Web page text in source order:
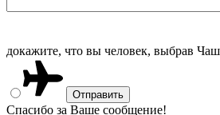
докажите, что вы человек, выбрав
Спасибо за Ваше сообщение!